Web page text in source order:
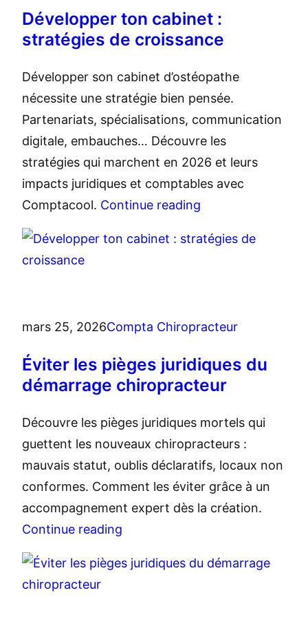
Développer ton cabinet :
stratégies de croissance
Développer son cabinet d’ostéopathe
nécessite une stratégie bien pensée.
Partenariats, spécialisations, communication
digitale, embauches… Découvre les
stratégies qui marchent en 2026 et leurs
impacts juridiques et comptables avec
Comptacool. Continue reading
mars 25, 2026Compta Chiropracteur
Éviter les pièges juridiques du
démarrage chiropracteur
Découvre les pièges juridiques mortels qui
guettent les nouveaux chiropracteurs :
mauvais statut, oublis déclaratifs, locaux non
conformes. Comment les éviter grâce à un
accompagnement expert dès la création.
Continue reading